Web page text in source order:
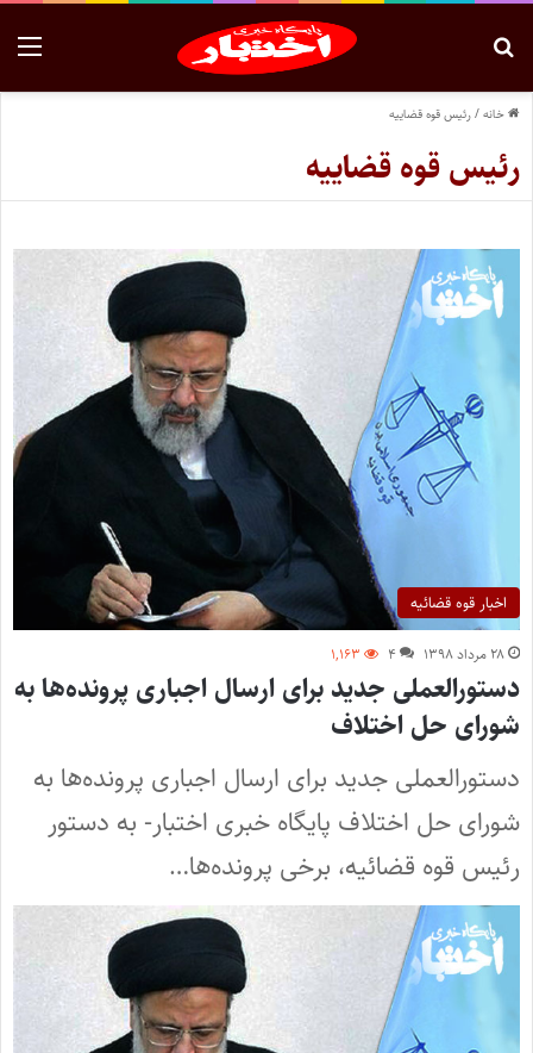
خانه/رئیس قوه قضاییه
رئیس قوه قضاییه
اخبار قوه قضائیه
۲۸ مرداد ۱۳۹۸ ۴ ۱,۱۶۳
دستورالعملی جدید برای ارسال اجباری پرونده‌ها به
شورای حل اختلاف
دستورالعملی جدید برای ارسال اجباری پرونده‌ها به
شورای حل اختلاف پایگاه خبری اختبار- به دستور
رئیس قوه قضائیه، برخی پرونده‌ها…